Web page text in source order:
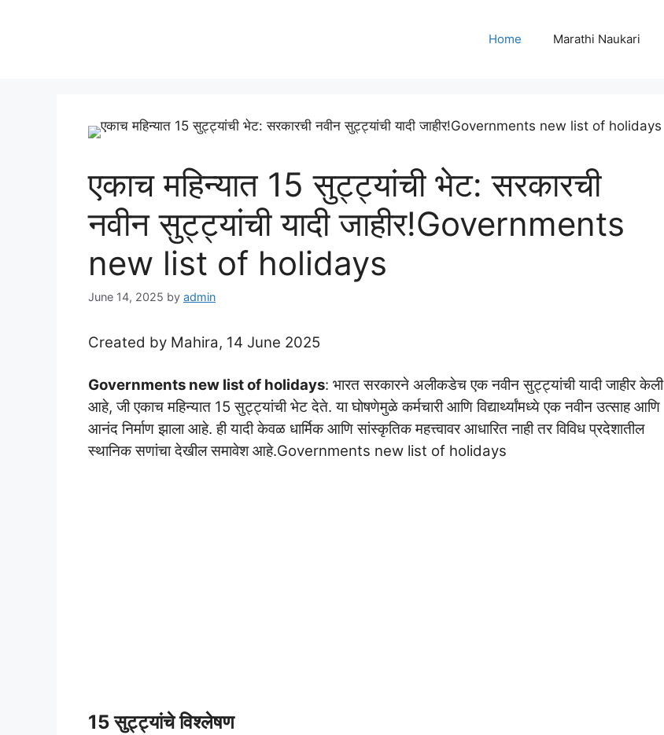
Home Marathi Naukari
एकाच महिन्यात 15 सुट्ट्यांची भेट: सरकारची
नवीन सुट्ट्यांची यादी जाहीर!Governments
new list of holidays
June 14, 2025 by admin
Created by Mahira, 14 June 2025
Governments new list of holidays: भारत सरकारने अलीकडेच एक नवीन सुट्ट्यांची यादी जाहीर केली
आहे, जी एकाच महिन्यात 15 सुट्ट्यांची भेट देते. या घोषणेमुळे कर्मचारी आणि विद्यार्थ्यांमध्ये एक नवीन उत्साह आणि
आनंद निर्माण झाला आहे. ही यादी केवळ धार्मिक आणि सांस्कृतिक महत्त्वावर आधारित नाही तर विविध प्रदेशातील
स्थानिक सणांचा देखील समावेश आहे.Governments new list of holidays
15 सुट्ट्यांचे विश्लेषण